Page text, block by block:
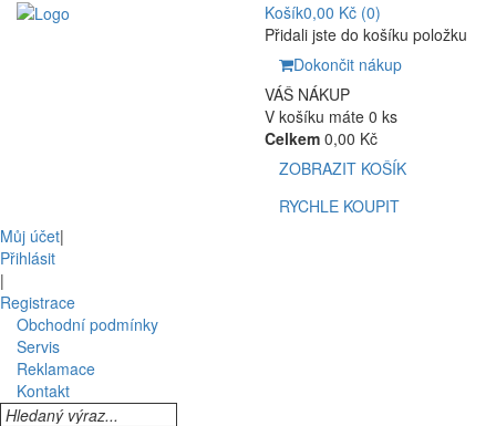
Košík0,00 Kč (0)
Přidali jste do košíku položku
Dokončit nákup
VÁŠ NÁKUP
V košíku máte 0 ks
Celkem 0,00 Kč
ZOBRAZIT KOŠÍK
RYCHLE KOUPIT
Můj účet|
Přihlásit
|
Registrace
Obchodní podmínky
Servis
Reklamace
Kontakt